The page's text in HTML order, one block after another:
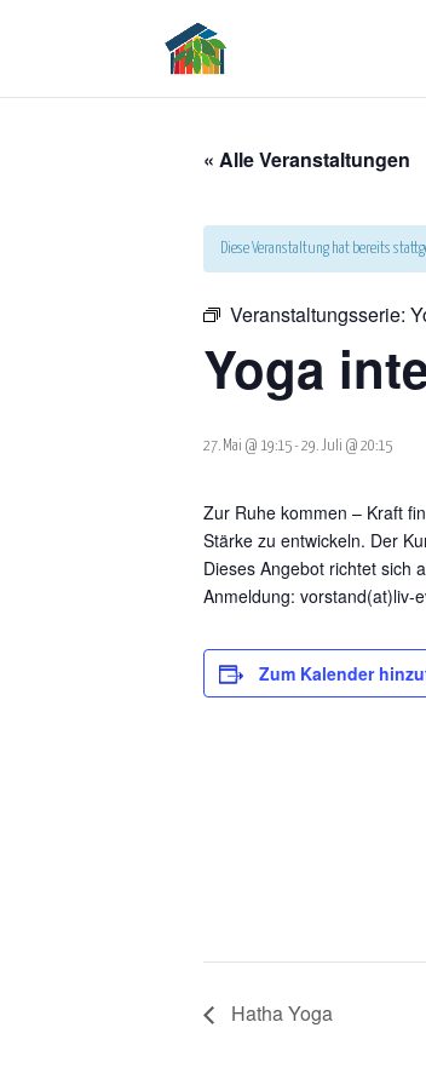
« Alle Veranstaltungen
Diese Veranstaltung hat bereits
Veranstaltungsserie:
Yoga
27. Mai @ 19:15-29. Juli @ 20:15
Zur Ruhe kommen – Kraft
Stärke zu entwickeln. Der
Dieses Angebot richtet sich
Anmeldung: vorstand(at)liv-
Zum Kalender
Hatha Yoga